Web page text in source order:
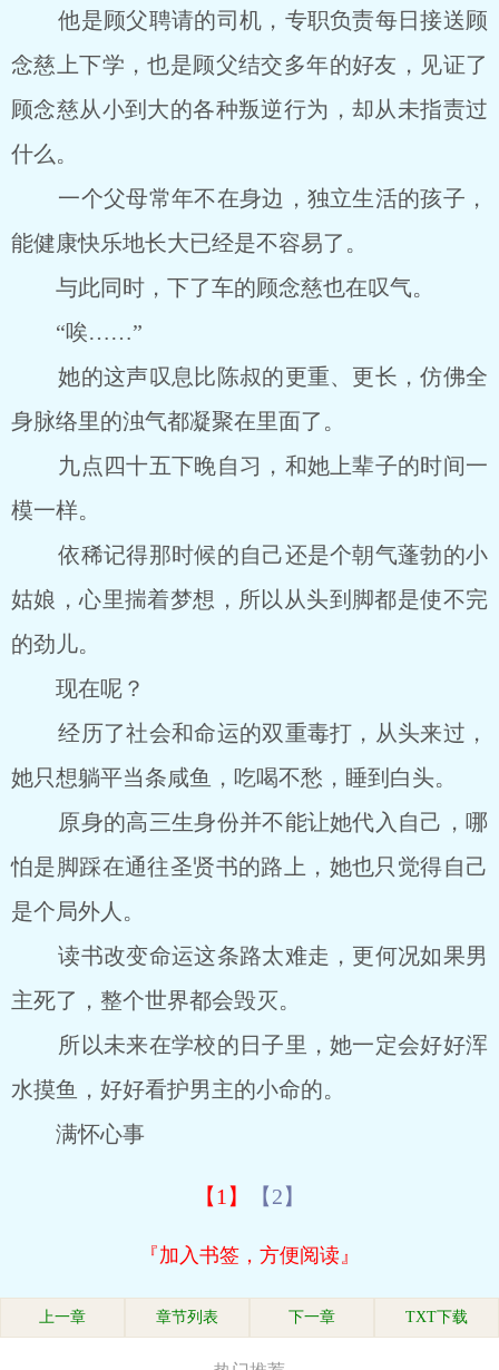
他是顾父聘请的司机，专职负责每日接送顾
念慈上下学，也是顾父结交多年的好友，见证了
顾念慈从小到大的各种叛逆行为，却从未指责过
什么。
一个父母常年不在身边，独立生活的孩子，
能健康快乐地长大已经是不容易了。
与此同时，下了车的顾念慈也在叹气。
“唉……”
她的这声叹息比陈叔的更重、更长，仿佛全
身脉络里的浊气都凝聚在里面了。
九点四十五下晚自习，和她上辈子的时间一
模一样。
依稀记得那时候的自己还是个朝气蓬勃的小
姑娘，心里揣着梦想，所以从头到脚都是使不完
的劲儿。
现在呢？
经历了社会和命运的双重毒打，从头来过，
她只想躺平当条咸鱼，吃喝不愁，睡到白头。
原身的高三生身份并不能让她代入自己，哪
怕是脚踩在通往圣贤书的路上，她也只觉得自己
是个局外人。
读书改变命运这条路太难走，更何况如果男
主死了，整个世界都会毁灭。
所以未来在学校的日子里，她一定会好好浑
水摸鱼，好好看护男主的小命的。
满怀心事
【1】 【2】
『加入书签，方便阅读』
上一章 章节列表 下一章 TXT下载